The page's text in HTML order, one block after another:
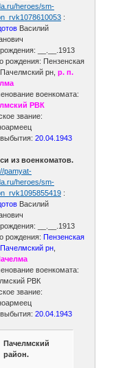
heroes/sm-
:
Василий
__.__.1913
рождения: Пензенская
рн, р. п.
военкомата:
РВК
звание:
выбытия:20.04.1943
из военкоматов.
pamyat-
heroes/sm-
:
Василий
__.__.1913
рождения: Пензенская
рн
военкомата:
РВК
звание:
выбытия:20.04.1943
Пачелмский
район.